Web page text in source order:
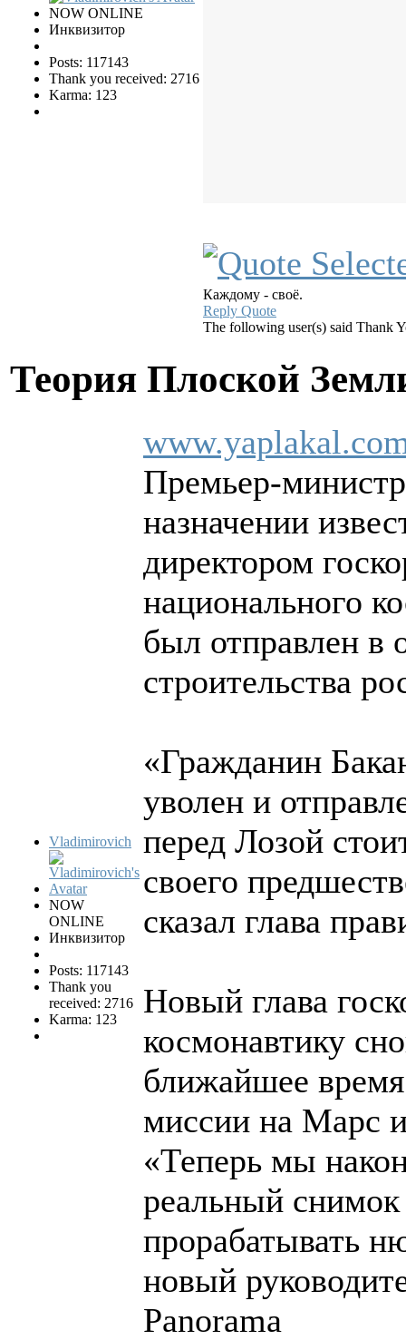
NOW ONLINE
Инквизитор
Posts: 117143
Thank you received: 2716
Karma: 123
Каждому - своё.
Reply Quote
The following user(s) said Thank
Теория Плоской
Vladimirovich
NOW
ONLINE
Инквизитор
Posts: 117143
Thank you
received: 2716
Karma: 123
Премьер-
назначении
директором
национального
был отправлен в
строительства
«Гражданин
уволен и
перед Лозой
своего
сказал глава
Новый глава
космонавтику
ближайшее
миссии на Марс и
«Теперь мы
реальный
прорабатывать
новый
Panorama